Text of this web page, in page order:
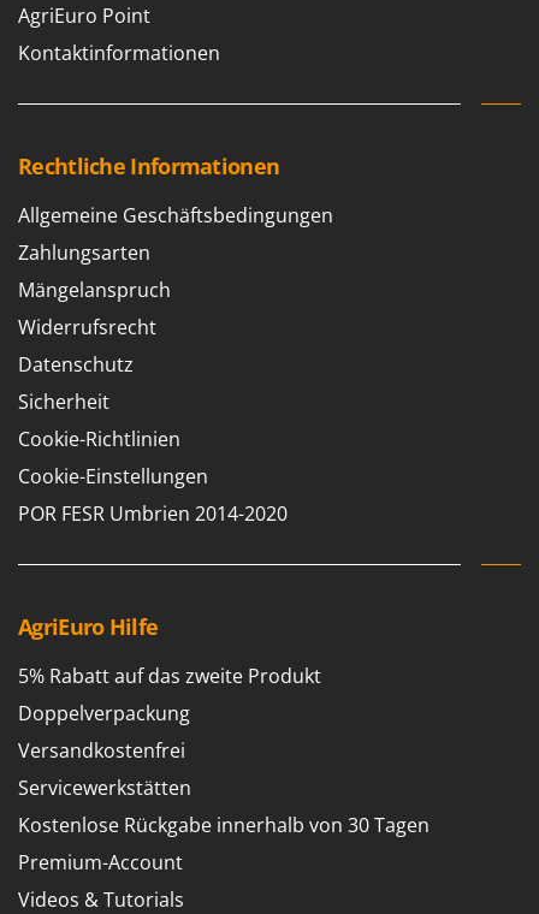
AgriEuro Point
Kontaktinformationen
Rechtliche Informationen
Allgemeine Geschäftsbedingungen
Zahlungsarten
Mängelanspruch
Widerrufsrecht
Datenschutz
Sicherheit
Cookie-Richtlinien
Cookie-Einstellungen
POR FESR Umbrien 2014-2020
AgriEuro Hilfe
5% Rabatt auf das zweite Produkt
Doppelverpackung
Versandkostenfrei
Servicewerkstätten
Kostenlose Rückgabe innerhalb von 30 Tagen
Premium-Account
Videos & Tutorials